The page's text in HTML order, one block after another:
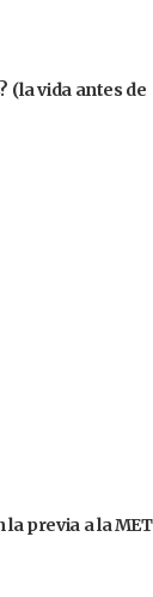
(la vida antes de
previa a la MET